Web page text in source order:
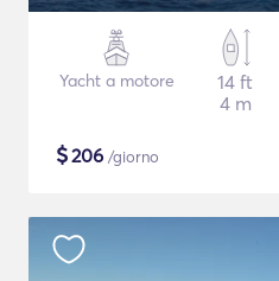
Yacht a motore
14 ft
4 m
$206 /giorno